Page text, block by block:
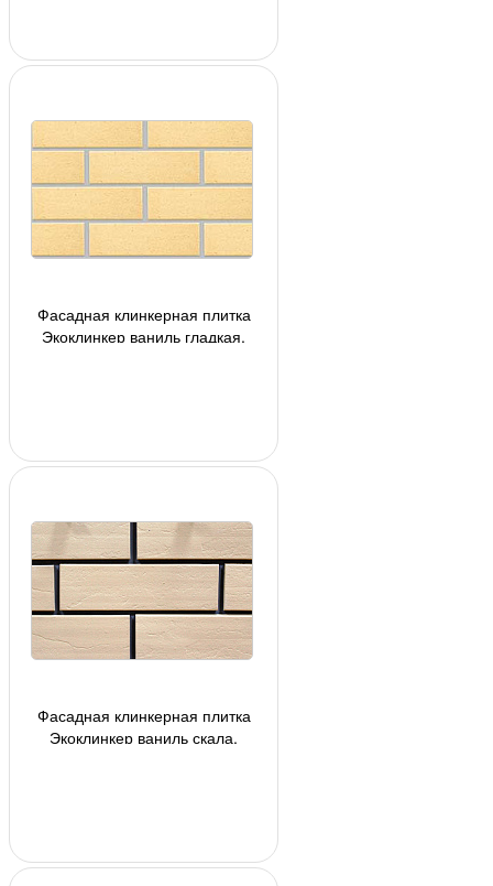
Фасадная клинкерная плитка
Экоклинкер ваниль гладкая,
Фасадная клинкерная плитка
Экоклинкер ваниль скала,